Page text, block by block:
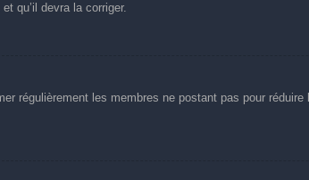
qu’il devra la corriger.
régulièrement les membres ne postant pas pour